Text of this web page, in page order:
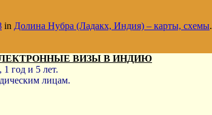
in Долина Нубра (Ладакх, Индия) – карты, схемы.
ВИЗЫ В ИНДИЮ
год и 5 лет.
лицам.